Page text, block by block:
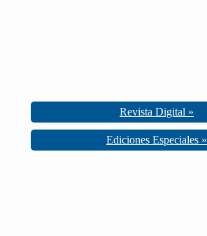
Revista Digital »
Ediciones Especiales »